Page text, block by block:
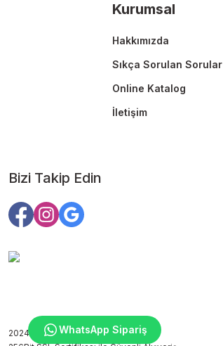
Bu ürüne benzer farklı alternatifler olmalı.
Kurumsal
Hakkımızda
Sıkça Sorulan Sorular
Online Katalog
İletişim
Bizi Takip Edin
2024 Copyright ©edutoys.com
WhatsApp Sipariş